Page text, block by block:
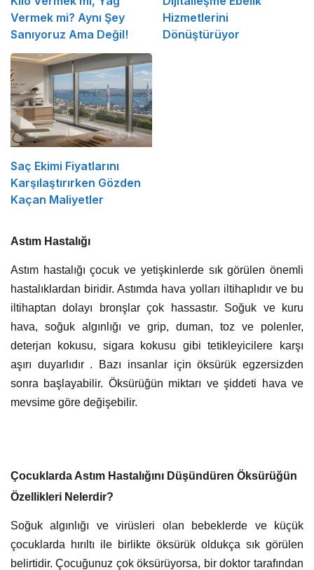
Vermek mi? Aynı Şey
Sanıyoruz Ama Değil!
Hizmetlerini
Dönüştürüyor
Saç Ekimi Fiyatlarını
Karşılaştırırken Gözden
Kaçan Maliyetler
Astım Hastalığı
Astım hastalığı çocuk ve yetişkinlerde sık görülen önemli
hastalıklardan biridir. Astımda hava yolları iltihaplıdır ve bu
iltihaptan dolayı bronşlar çok hassastır. Soğuk ve kuru
hava, soğuk algınlığı ve grip, duman, toz ve polenler,
deterjan kokusu, sigara kokusu gibi tetikleyicilere karşı
aşırı duyarlıdır . Bazı insanlar için öksürük egzersizden
sonra başlayabilir. Öksürüğün miktarı ve şiddeti hava ve
mevsime göre değişebilir.
Çocuklarda Astım Hastalığını Düşündüren Öksürüğün
Özellikleri Nelerdir?
Soğuk algınlığı ve virüsleri olan bebeklerde ve küçük
çocuklarda hırıltı ile birlikte öksürük oldukça sık görülen
belirtidir. Çocuğunuz çok öksürüyorsa, bir doktor tarafından